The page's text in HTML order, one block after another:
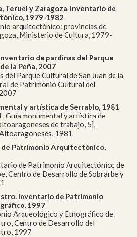
Teruel y Zaragoza. Inventario de
1979-1982
arquitectónico: provincias de
Ministerio de Cultura, 1979-
de pardinas del Parque
la Peña, 2007
del Parque Cultural de San Juan de la
de Patrimonio Cultural del
y artística de Serrablo, 1981
Guía monumental y artística de
de trabajo, 5],
1981
de Patrimonio Arquitectónico,
de Patrimonio Arquitectónico de
Centro de Desarrollo de Sobrarbe y
Inventario de Patrimonio
1997
Arqueológico y Etnográfico del
Centro de Desarrollo del
1997